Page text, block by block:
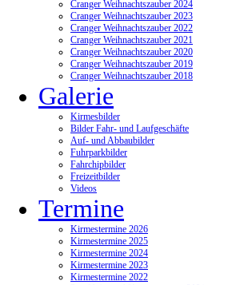
Cranger Weihnachtszauber 2024
Cranger Weihnachtszauber 2023
Cranger Weihnachtszauber 2022
Cranger Weihnachtszauber 2021
Cranger Weihnachtszauber 2020
Cranger Weihnachtszauber 2019
Cranger Weihnachtszauber 2018
Galerie
Kirmesbilder
Bilder Fahr- und Laufgeschäfte
Auf- und Abbaubilder
Fuhrparkbilder
Fahrchipbilder
Freizeitbilder
Videos
Termine
Kirmestermine 2026
Kirmestermine 2025
Kirmestermine 2024
Kirmestermine 2023
Kirmestermine 2022